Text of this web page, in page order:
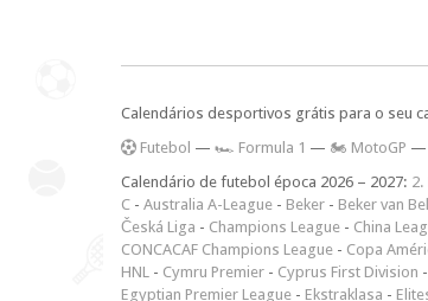
Calendários desportivos grátis para o seu
Futebol — 🏎️ Formula 1 — 🏍 MotoGP —
Calendário de futebol época 2026 – 2027: 2.
C - Australia A-League - Beker - Beker van
Česká Liga - Champions League - China
CONCACAF Champions League - Copa
HNL - Cymru Premier - Cyprus First Division -
Egyptian Premier League - Ekstraklasa -